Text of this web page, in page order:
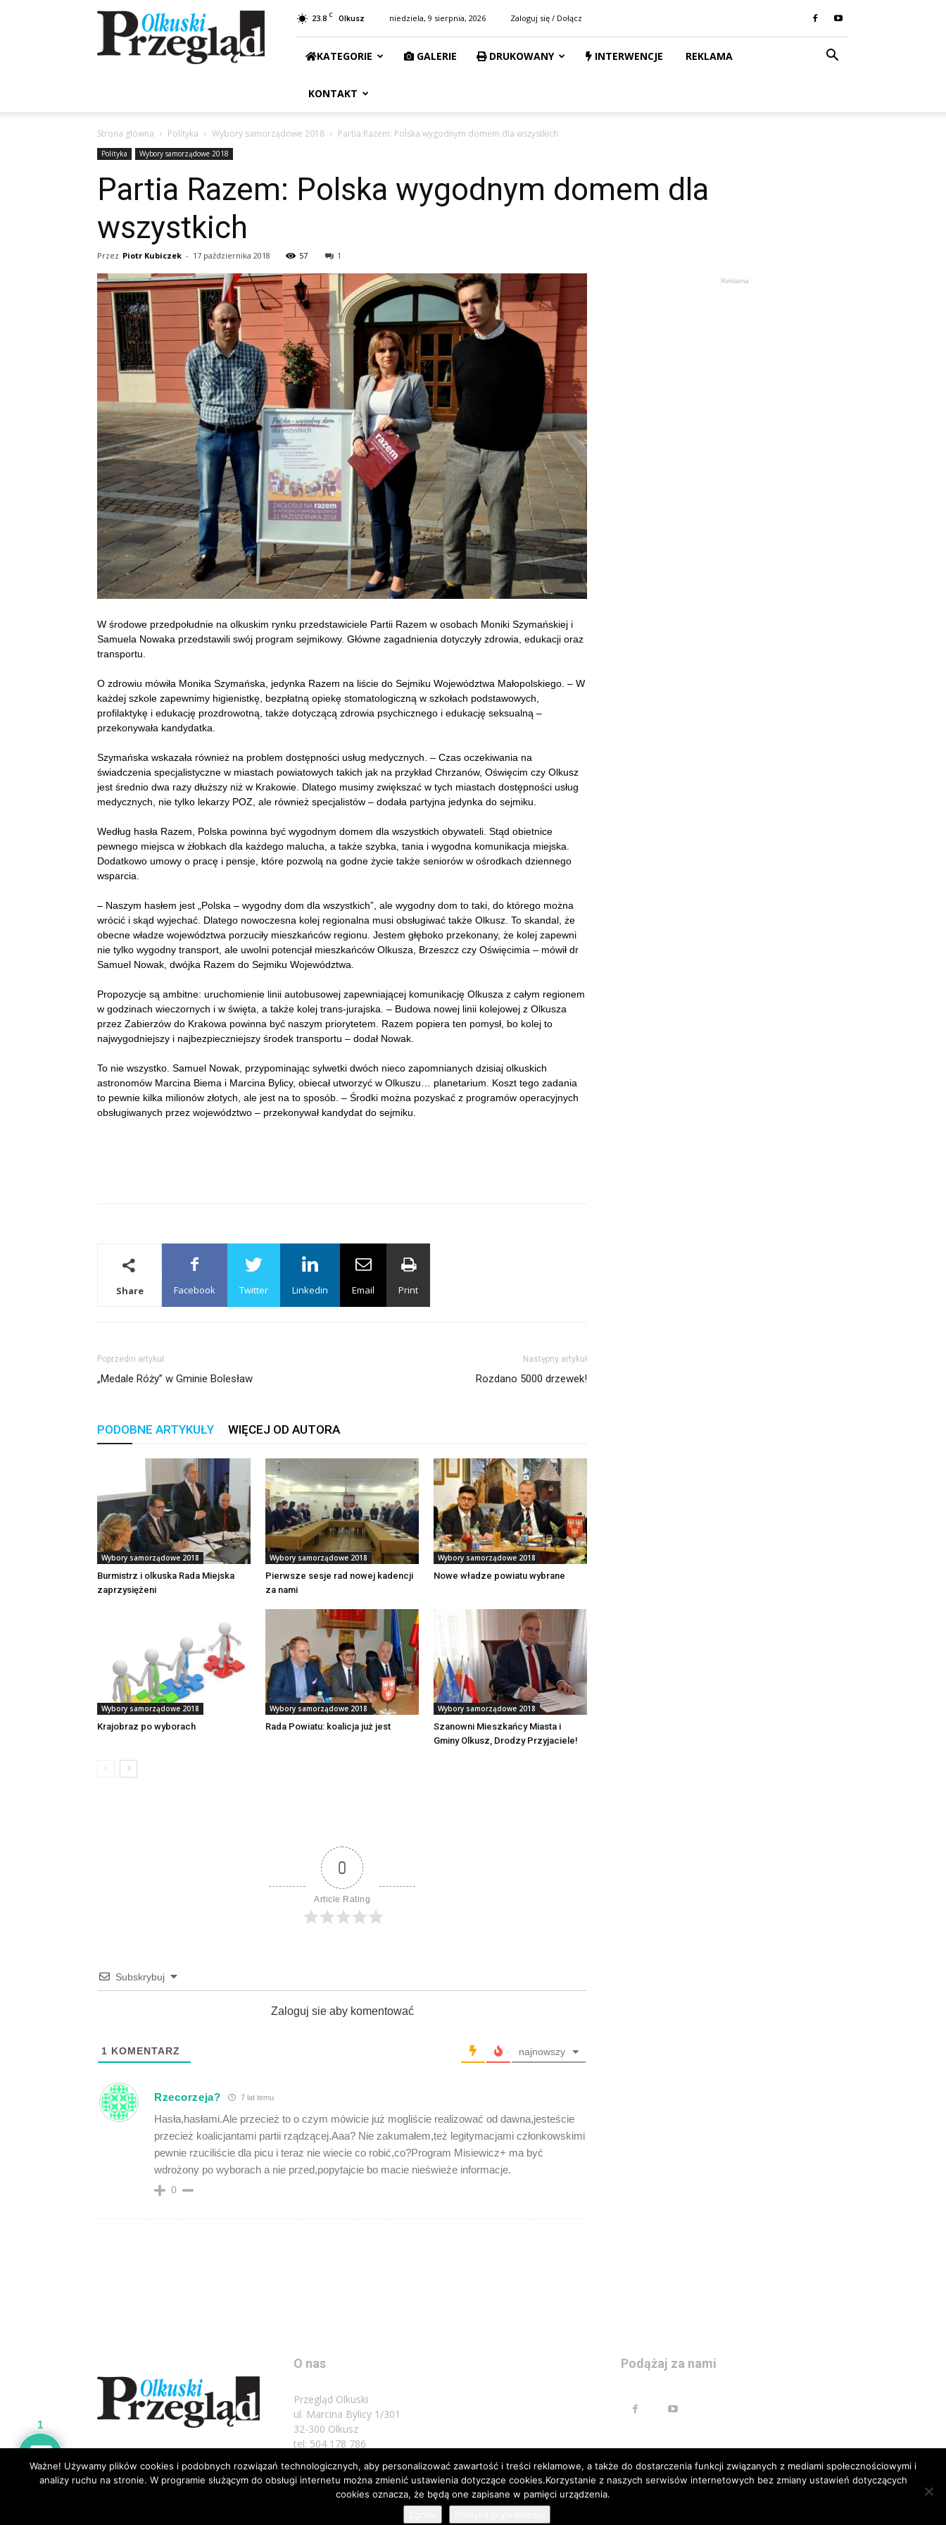
Przegląd
Olkuski
23.8 C Olkusz niedziela, 9 sierpnia, 2026 Zaloguj się / Dołącz
KATEGORIE GALERIE DRUKOWANY INTERWENCJE REKLAMA
KONTAKT
Strona główna Polityka Wybory samorządowe 2018 Partia Razem: Polska wygodnym domem dla wszystkich
Polityka Wybory samorządowe 2018
Partia Razem: Polska wygodnym domem dla
wszystkich
Przez Piotr Kubiczek - 17 października 2018 57 1
W środowe przedpołudnie na olkuskim rynku przedstawiciele Partii Razem w osobach Moniki Szymańskiej i
Samuela Nowaka przedstawili swój program sejmikowy. Główne zagadnienia dotyczyły zdrowia, edukacji oraz
transportu.
O zdrowiu mówiła Monika Szymańska, jedynka Razem na liście do Sejmiku Województwa Małopolskiego. – W
każdej szkole zapewnimy higienistkę, bezpłatną opiekę stomatologiczną w szkołach podstawowych,
profilaktykę i edukację prozdrowotną, także dotyczącą zdrowia psychicznego i edukację seksualną –
przekonywała kandydatka.
Szymańska wskazała również na problem dostępności usług medycznych. – Czas oczekiwania na
świadczenia specjalistyczne w miastach powiatowych takich jak na przykład Chrzanów, Oświęcim czy Olkusz
jest średnio dwa razy dłuższy niż w Krakowie. Dlatego musimy zwiększać w tych miastach dostępności usług
medycznych, nie tylko lekarzy POZ, ale również specjalistów – dodała partyjna jedynka do sejmiku.
Według hasła Razem, Polska powinna być wygodnym domem dla wszystkich obywateli. Stąd obietnice
pewnego miejsca w żłobkach dla każdego malucha, a także szybka, tania i wygodna komunikacja miejska.
Dodatkowo umowy o pracę i pensje, które pozwolą na godne życie także seniorów w ośrodkach dziennego
wsparcia.
– Naszym hasłem jest „Polska – wygodny dom dla wszystkich”, ale wygodny dom to taki, do którego można
wrócić i skąd wyjechać. Dlatego nowoczesna kolej regionalna musi obsługiwać także Olkusz. To skandal, że
obecne władze województwa porzuciły mieszkańców regionu. Jestem głęboko przekonany, że kolej zapewni
nie tylko wygodny transport, ale uwolni potencjał mieszkańców Olkusza, Brzeszcz czy Oświęcimia – mówił dr
Samuel Nowak, dwójka Razem do Sejmiku Województwa.
Propozycje są ambitne: uruchomienie linii autobusowej zapewniającej komunikację Olkusza z całym regionem
w godzinach wieczornych i w święta, a także kolej trans-jurajska. – Budowa nowej linii kolejowej z Olkusza
przez Zabierzów do Krakowa powinna być naszym priorytetem. Razem popiera ten pomysł, bo kolej to
najwygodniejszy i najbezpieczniejszy środek transportu – dodał Nowak.
To nie wszystko. Samuel Nowak, przypominając sylwetki dwóch nieco zapomnianych dzisiaj olkuskich
astronomów Marcina Biema i Marcina Bylicy, obiecał utworzyć w Olkuszu… planetarium. Koszt tego zadania
to pewnie kilka milionów złotych, ale jest na to sposób. – Środki można pozyskać z programów operacyjnych
obsługiwanych przez województwo – przekonywał kandydat do sejmiku.
Share Facebook Twitter Linkedin Email Print
Poprzedni artykuł
„Medale Róży” w Gminie Bolesław
Następny artykuł
Rozdano 5000 drzewek!
PODOBNE ARTYKUŁY WIĘCEJ OD AUTORA
Wybory samorządowe 2018
Burmistrz i olkuska Rada Miejska
zaprzysiężeni
Wybory samorządowe 2018
Pierwsze sesje rad nowej kadencji
za nami
Wybory samorządowe 2018
Nowe władze powiatu wybrane
Wybory samorządowe 2018
Krajobraz po wyborach
Wybory samorządowe 2018
Rada Powiatu: koalicja już jest
Wybory samorządowe 2018
Szanowni Mieszkańcy Miasta i
Gminy Olkusz, Drodzy Przyjaciele!
0
Article Rating
Subskrybuj
Zaloguj sie aby komentować
1 KOMENTARZ najnowszy
Rzecorzeja? 7 lat temu
Hasła,hasłami.Ale przecież to o czym mówicie już mogliście realizować od dawna,jesteście
przecież koalicjantami partii rządzącej.Aaa? Nie zakumałem,też legitymacjami członkowskimi
pewnie rzuciliście dla picu i teraz nie wiecie co robić,co?Program Misiewicz+ ma być
wdrożony po wyborach a nie przed,popytajcie bo macie nieświeże informacje.
0
Reklama
O nas
Przegląd Olkuski
ul. Marcina Bylicy 1/301
32-300 Olkusz
tel: 504 178 786
Napisz do nas: biuro@przeglad.olkuski.pl
Podążaj za nami
1
Ważne! Używamy plików cookies i podobnych rozwiązań technologicznych, aby personalizować zawartość i treści reklamowe, a także do dostarczenia funkcji związanych z mediami społecznościowymi i
analizy ruchu na stronie. W programie służącym do obsługi internetu można zmienić ustawienia dotyczące cookies.Korzystanie z naszych serwisów internetowych bez zmiany ustawień dotyczących
cookies oznacza, że będą one zapisane w pamięci urządzenia.